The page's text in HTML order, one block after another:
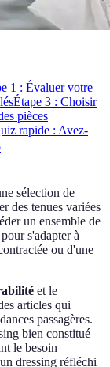
1 : Évaluer votre
Étape 3 : Choisir
pièces
rapide : Avez-
sélection de
des tenues variées
un ensemble de
s'adapter à
ou d'une
et le
articles qui
passagères.
bien constitué
le besoin
dressing réfléchi